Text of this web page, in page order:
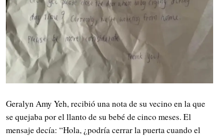
Geralyn Amy Yeh, recibió una nota de su vecino en la que
se quejaba por el llanto de su bebé de cinco meses. El
mensaje decía: “Hola, ¿podría cerrar la puerta cuando el